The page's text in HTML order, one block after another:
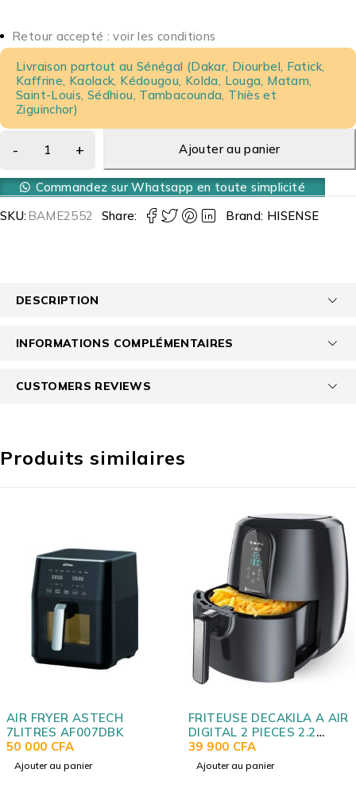
Retour accepté : voir les conditions
Livraison partout au Sénégal (Dakar, Diourbel, Fatick,
Kaffrine, Kaolack, Kédougou, Kolda, Louga, Matam,
Saint-Louis, Sédhiou, Tambacounda, Thiès et
Ziguinchor)
Ajouter au panier
Commandez sur Whatsapp en toute simplicité
SKU:BAME2552 Share: Brand: HISENSE
DESCRIPTION
INFORMATIONS COMPLÉMENTAIRES
CUSTOMERS REVIEWS
Produits similaires
ASTECH
FRITEUSE DECAKILA A AIR
DIGITAL 2 PIECES 2.2
LITRES NOIR KEEC035B
CFA
Ajouter au panier